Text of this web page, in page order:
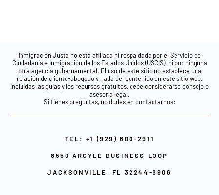
Inmigración Justa no está afiliada ni respaldada por el Servicio de
Ciudadanía e Inmigración de los Estados Unidos (USCIS), ni por ninguna
otra agencia gubernamental. El uso de este sitio no establece una
relación de cliente-abogado y nada del contenido en este sitio web,
incluidas las guías y los recursos gratuitos, debe considerarse consejo o
asesoría legal.
Si tienes preguntas, no dudes en contactarnos:
TEL: +1 (929) 600-2911
8550 ARGYLE BUSINESS LOOP
JACKSONVILLE, FL 32244-8906